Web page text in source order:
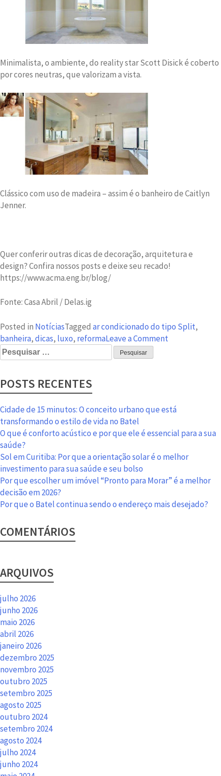
Minimalista, o ambiente, do reality star Scott Disick é coberto
por cores neutras, que valorizam a vista.
Clássico com uso de madeira – assim é o banheiro de Caitlyn
Jenner.
Quer conferir outras dicas de decoração, arquitetura e
design? Confira nossos posts e deixe seu recado!
https://www.acma.eng.br/blog/
Fonte: Casa Abril / Delas.ig
Posted in NotíciasTagged ar condicionado do tipo Split,
banheira,dicas, luxo, reformaLeave a Comment
para
se
Pesquisar
por:
POSTS RECENTES
Cidade de 15 minutos: O conceito urbano que está
transformando o estilo de vida no Batel
O que é conforto acústico e por que ele é essencial para a sua
saúde?
Sol em Curitiba: Por que a orientação solar é o melhor
investimento para sua saúde e seu bolso
Por que escolher um imóvel “Pronto para Morar” é a melhor
decisão em 2026?
Por que o Batel continua sendo o endereço mais desejado?
COMENTÁRIOS
ARQUIVOS
julho 2026
junho 2026
maio 2026
abril 2026
janeiro 2026
dezembro 2025
novembro 2025
outubro 2025
setembro 2025
agosto 2025
outubro 2024
setembro 2024
agosto 2024
julho 2024
junho 2024